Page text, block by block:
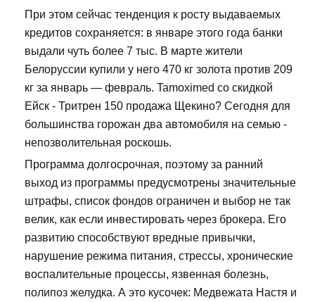
При этом сейчас тенденция к росту выдаваемых
кредитов сохраняется: в январе этого года банки
выдали чуть более 7 тыс. В марте жители
Белоруссии купили у него 470 кг золота против 209
кг за январь — февраль. Tamoximed со скидкой
Ейск - Тритрен 150 продажа Щекино? Сегодня для
большинства горожан два автомобиля на семью -
непозволительная роскошь.
Программа долгосрочная, поэтому за ранний
выход из программы предусмотрены значительные
штрафы, список фондов ограничен и выбор не так
велик, как если инвестировать через брокера. Его
развитию способствуют вредные привычки,
нарушение режима питания, стрессы, хронические
воспалительные процессы, язвенная болезнь,
полипоз желудка. А это кусочек: Медвежата Настя и